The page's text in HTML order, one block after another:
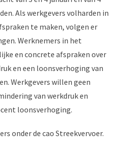
Als werkgevers volharden in
te maken, volgen er
Werknemers in het
en concrete afspraken over
en een loonsverhoging van
Werkgevers willen geen
van werkdruk en
loonsverhoging.
onder de cao Streekvervoer.